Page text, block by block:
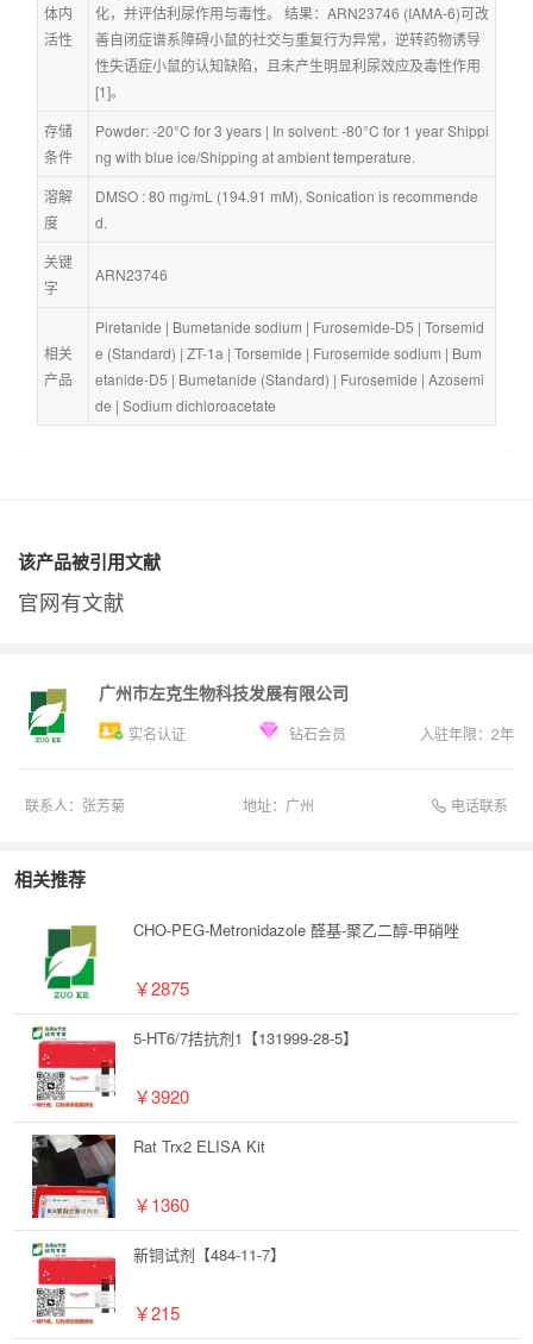
体内
活性
化，并评估利尿作用与毒性。 结果：ARN23746 (IAMA-6)可改
善自闭症谱系障碍小鼠的社交与重复行为异常，逆转药物诱导
性失语症小鼠的认知缺陷，且未产生明显利尿效应及毒性作用
[1]。
存储
条件
Powder: -20°C for 3 years | In solvent: -80°C for 1 year Shippi
ng with blue ice/Shipping at ambient temperature.
溶解
度
DMSO : 80 mg/mL (194.91 mM), Sonication is recommende
d.
关键
字
ARN23746
相关
产品
Piretanide | Bumetanide sodium | Furosemide-D5 | Torsemid
e (Standard) | ZT-1a | Torsemide | Furosemide sodium | Bum
etanide-D5 | Bumetanide (Standard) | Furosemide | Azosemi
de | Sodium dichloroacetate
该产品被引用文献
官网有文献
广州市左克生物科技发展有限公司
实名认证 钻石会员 入驻年限： 2年
联系人： 张芳菊 地址： 广州 电话联系
相关推荐
CHO-PEG-Metronidazole 醛基-聚乙二醇-甲硝唑
￥2875
5-HT6/7拮抗剂1【131999-28-5】
￥3920
Rat Trx2 ELISA Kit
￥1360
新铜试剂【484-11-7】
￥215